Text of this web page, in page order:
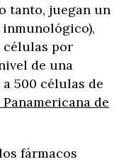
tanto, juegan un
células por
de una
500 células de
de
fármacos